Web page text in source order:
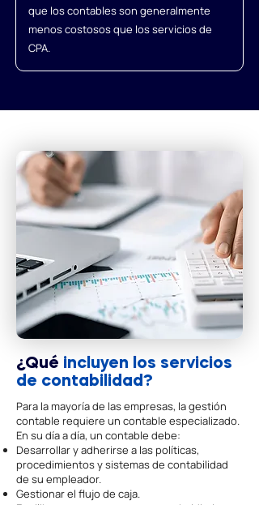
que los contables son generalmente
menos costosos que los servicios de
CPA.
¿Qué incluyen los servicios
de contabilidad?
Para la mayoría de las empresas, la gestión
contable requiere un contable especializado.
En su día a día, un contable debe:
Desarrollar y adherirse a las políticas,
procedimientos y sistemas de contabilidad
de su empleador.
Gestionar el flujo de caja.